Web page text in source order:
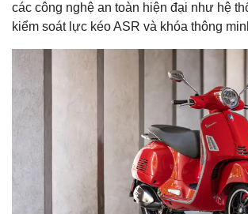
các công nghệ an toàn hiện đại như hệ
kiểm soát lực kéo ASR và khóa thông